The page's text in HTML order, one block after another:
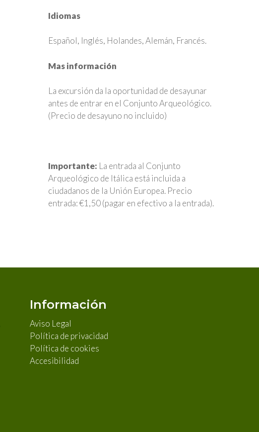
Idiomas
Español, Inglés, Holandes, Alemán, Francés.
Mas información
La excursión da la oportunidad de desayunar
antes de entrar en el Conjunto Arqueológico.
(Precio de desayuno no incluido)
Importante: La entrada al Conjunto
Arqueológico de Itálica está incluida a
ciudadanos de la Unión Europea. Precio
entrada: €1,50 (pagar en efectivo a la entrada).
Información
Aviso Legal
Política de privacidad
Política de cookies
Accesibilidad